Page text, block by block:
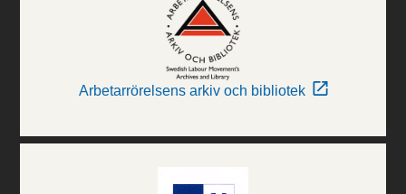
Arbetarrörelsens arkiv och bibliotek